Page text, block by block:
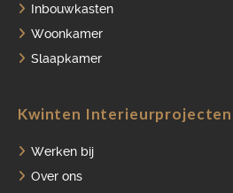
Inbouwkasten
Woonkamer
Slaapkamer
Kwinten Interieurprojecten
Werken bij
Over ons
APPARATEN